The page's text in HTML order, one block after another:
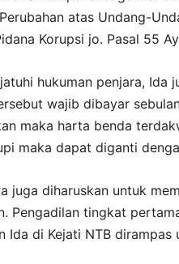
atas Undang-
Korupsi jo. Pasal 55
hukuman penjara, Ida
wajib dibayar
maka harta benda
maka dapat diganti
juga diharuskan untuk
Pengadilan tingkat
Ida di Kejati NTB dirampas